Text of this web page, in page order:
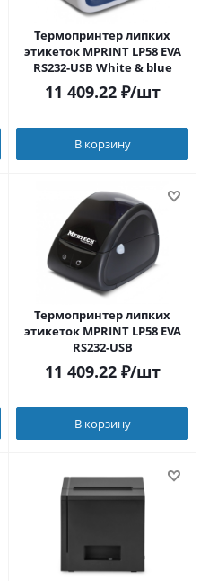
Термопринтер липких
этикеток MPRINT LP58 EVA
RS232-USB White & blue
11 409.22₽/шт
В корзину
Термопринтер липких
этикеток MPRINT LP58 EVA
RS232-USB
11 409.22₽/шт
В корзину